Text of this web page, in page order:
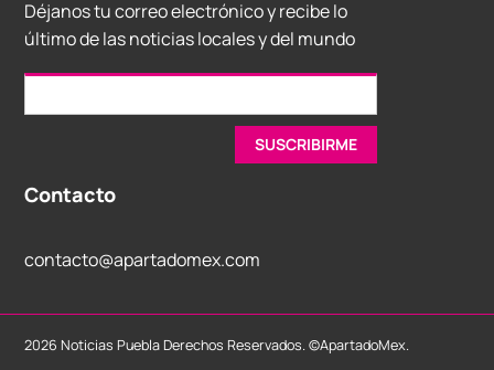
Déjanos tu correo electrónico y recibe lo
último de las noticias locales y del mundo
Contacto
contacto@apartadomex.com
2026 Noticias Puebla Derechos Reservados. ©ApartadoMex.